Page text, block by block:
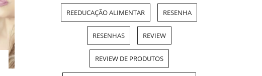
REEDUCAÇÃO ALIMENTAR RESENHA
RESENHAS REVIEW
REVIEW DE PRODUTOS